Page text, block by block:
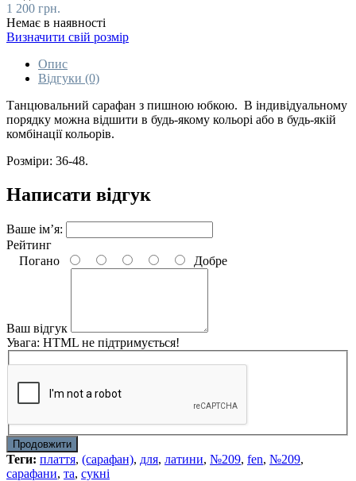
1 200 грн.
Немає в наявності
Визначити свій розмір
Опис
Відгуки (0)
Танцювальний сарафан з пишною юбкою. В індивідуальному
порядку можна відшити в будь-якому кольорі або в будь-якій
комбінації кольорів.
Розміри: 36-48.
Написати відгук
Ваше ім’я:
Рейтинг
Погано
Добре
Ваш відгук
Увага: HTML не підтримується!
Продовжити
Теги: плаття, (сарафан), для, латини, №209, fen, №209,
сарафани, та, сукні